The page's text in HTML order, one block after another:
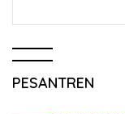
PESANTREN